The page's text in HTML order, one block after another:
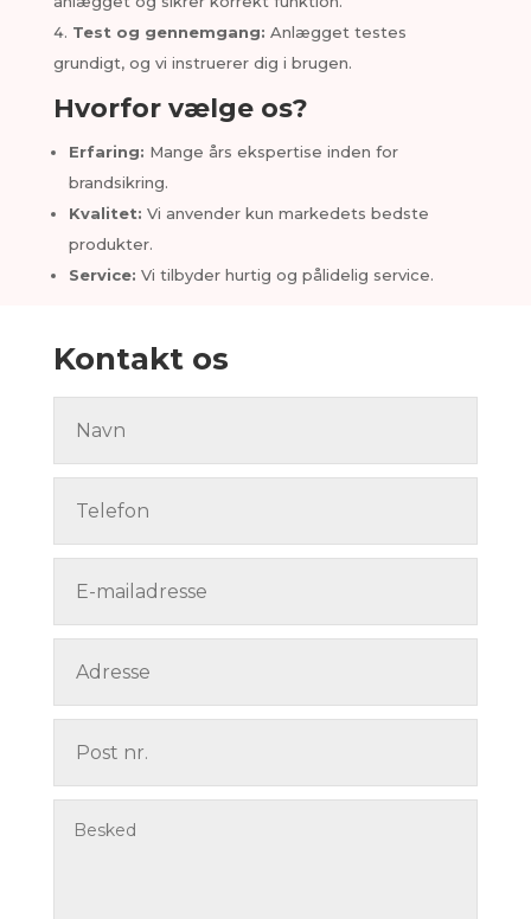
Test og gennemgang: Anlægget testes
grundigt, og vi instruerer dig i brugen.
Hvorfor vælge os?
Erfaring: Mange års ekspertise inden for
brandsikring.
Kvalitet: Vi anvender kun markedets bedste
produkter.
Service: Vi tilbyder hurtig og pålidelig service.
Kontakt os